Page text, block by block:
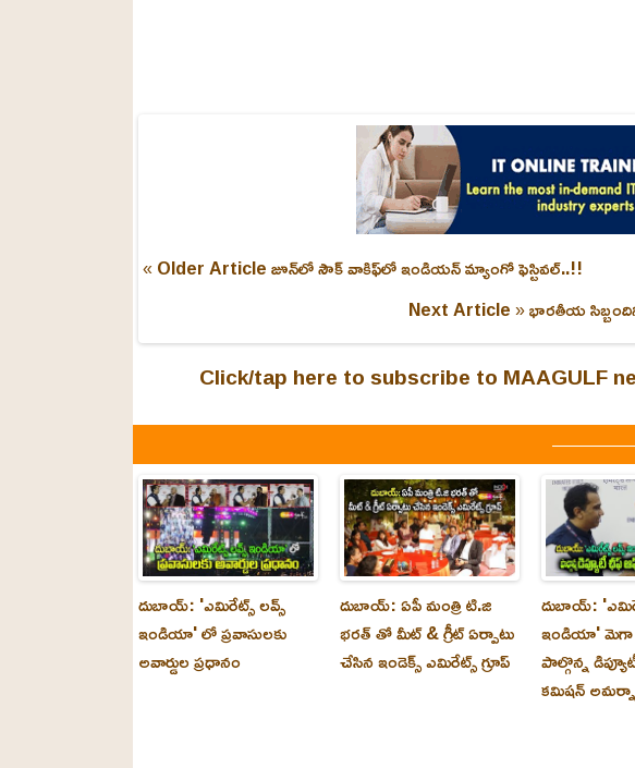
« Older Articleజూన్‌లో సౌక్ వాకిఫ్‌లో ఇండియన్ మ్యాంగో ఫెస్టివల్..!!
Next Article »భారతీయ
Click/tap here to subscribe to MAAGULF
దుబాయ్: 'ఎమిరేట్స్ లవ్స్
ఇండియా' లో ప్రవాసులకు
అవార్డుల ప్రధానం
దుబాయ్: ఏపీ మంత్రి టి.జి
భరత్ తో మీట్ & గ్రీట్ ఏర్పాటు
చేసిన ఇండెక్స్ ఎమిరేట్స్ గ్రూప్
దుబాయ్‌:
ఇండియా'
పాల్గొన్న
కమిషన్